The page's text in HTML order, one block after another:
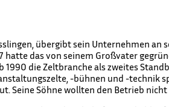
übergibt sein Unternehmen an
hatte das von seinem Großvater
die Zeltbranche als zweites
-bühnen und -technik
Seine Söhne wollten den Betrieb